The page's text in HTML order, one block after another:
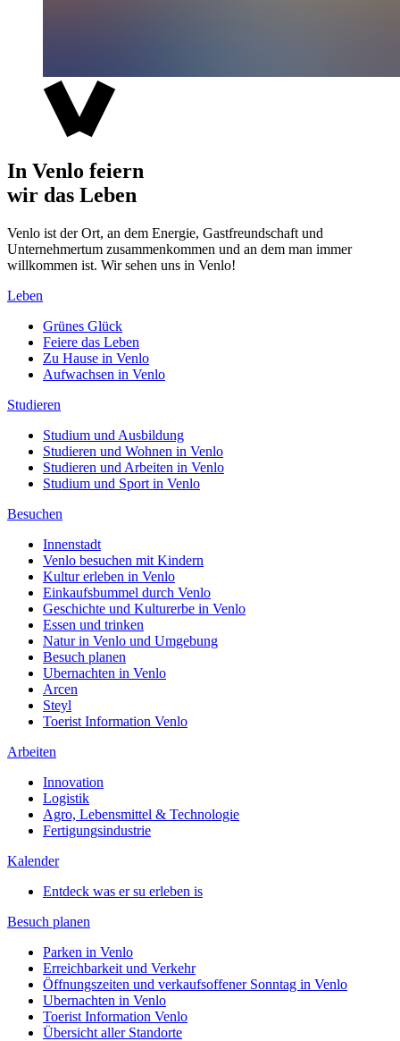
In Venlo feiern
wir das Leben
Venlo ist der Ort, an dem Energie, Gastfreundschaft und
Unternehmertum zusammenkommen und an dem man immer
willkommen ist. Wir sehen uns in Venlo!
Leben
Grünes Glück
Feiere das Leben
Zu Hause in Venlo
Aufwachsen in Venlo
Studieren
Studium und Ausbildung
Studieren und Wohnen in Venlo
Studieren und Arbeiten in Venlo
Studium und Sport in Venlo
Besuchen
Innenstadt
Venlo besuchen mit Kindern
Kultur erleben in Venlo
Einkaufsbummel durch Venlo
Geschichte und Kulturerbe in Venlo
Essen und trinken
Natur in Venlo und Umgebung
Besuch planen
Ubernachten in Venlo
Arcen
Steyl
Toerist Information Venlo
Arbeiten
Innovation
Logistik
Agro, Lebensmittel & Technologie
Fertigungsindustrie
Kalender
Entdeck was er su erleben is
Besuch planen
Parken in Venlo
Erreichbarkeit und Verkehr
Öffnungszeiten und verkaufsoffener Sonntag in Venlo
Ubernachten in Venlo
Toerist Information Venlo
Übersicht aller Standorte